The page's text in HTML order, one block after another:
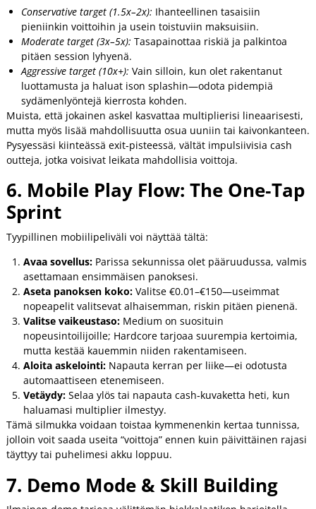
Conservative target (1.5x–2x): Ihanteellinen tasaisiin
pieniinkin voittoihin ja usein toistuviin maksuisiin.
Moderate target (3x–5x): Tasapainottaa riskiä ja palkintoa
pitäen session lyhyenä.
Aggressive target (10x+): Vain silloin, kun olet rakentanut
luottamusta ja haluat ison splashin—odota pidempiä
sydämenlyöntejä kierrosta kohden.
Muista, että jokainen askel kasvattaa multiplierisi lineaarisesti,
mutta myös lisää mahdollisuutta osua uuniin tai kaivonkanteen.
Pysyessäsi kiinteässä exit‑pisteessä, vältät impulsiivisia cash
outteja, jotka voisivat leikata mahdollisia voittoja.
6. Mobile Play Flow: The One‑Tap
Sprint
Tyypillinen mobiilipeliväli voi näyttää tältä:
Avaa sovellus: Parissa sekunnissa olet pääruudussa, valmis
asettamaan ensimmäisen panoksesi.
Aseta panoksen koko: Valitse €0.01–€150—useimmat
nopeapelit valitsevat alhaisemman, riskin pitäen pienenä.
Valitse vaikeustaso: Medium on suosituin
nopeusintoilijoille; Hardcore tarjoaa suurempia kertoimia,
mutta kestää kauemmin niiden rakentamiseen.
Aloita askelointi: Napauta kerran per liike—ei odotusta
automaattiseen etenemiseen.
Vetäydy: Selaa ylös tai napauta cash‑kuvaketta heti, kun
haluamasi multiplier ilmestyy.
Tämä silmukka voidaan toistaa kymmenenkin kertaa tunnissa,
jolloin voit saada useita “voittoja” ennen kuin päivittäinen rajasi
täyttyy tai puhelimesi akku loppuu.
7. Demo Mode & Skill Building